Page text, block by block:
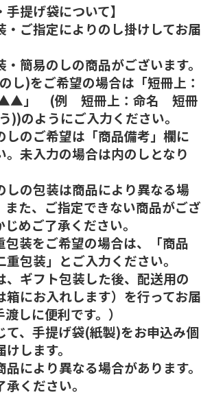
手提げ袋について】
ご指定によりのし掛けしてお届
簡易のしの商品がございます。
し)をご希望の場合は「短冊上：
」 (例 短冊上：命名 短冊
))のようにご入力ください。
のご希望は「商品備考」欄に
。未入力の場合は内のしとなり
の包装は商品により異なる場
また、ご指定できない商品がござ
めご了承ください。
装をご希望の場合は、「商品
包装」とご入力ください。
、ギフト包装した後、配送用の
箱にお入れします）を行ってお届
しに便利です。）
、手提げ袋(紙製)をお申込み個
します。
により異なる場合があります。
ください。